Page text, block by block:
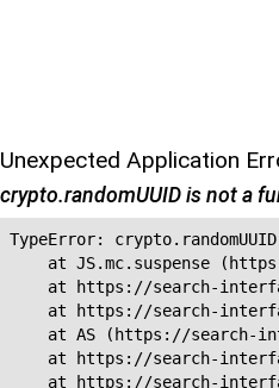
Unexpected Application
crypto.randomUUID is not a
TypeError:
at JS.mc.suspense
at https://search-
at https://search-
at AS (https://search-
at https://search-
at https://search-